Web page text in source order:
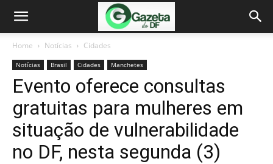
Home Notícias Cidades
Notícias Brasil Cidades Manchetes
Evento oferece consultas
gratuitas para mulheres em
situação de vulnerabilidade
no DF, nesta segunda (3)